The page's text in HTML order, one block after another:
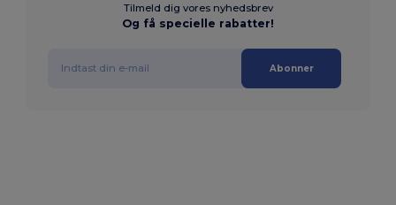
Tilmeld dig vores nyhedsbrev
Og få specielle rabatter!
Abonner